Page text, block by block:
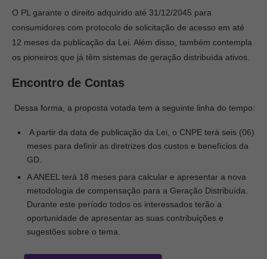
O PL garante o direito adquirido até 31/12/2045 para
consumidores com protocolo de solicitação de acesso em até
12 meses da publicação da Lei. Além disso, também contempla
os pioneiros que já têm sistemas de geração distribuída ativos.
Encontro de Contas
Dessa forma, a proposta votada tem a seguinte linha do tempo:
A partir da data de publicação da Lei, o CNPE terá seis (06)
meses para definir as diretrizes dos custos e benefícios da
GD.
A ANEEL terá 18 meses para calcular e apresentar a nova
metodologia de compensação para a Geração Distribuída.
Durante este período todos os interessados terão a
oportunidade de apresentar as suas contribuições e
sugestões sobre o tema.